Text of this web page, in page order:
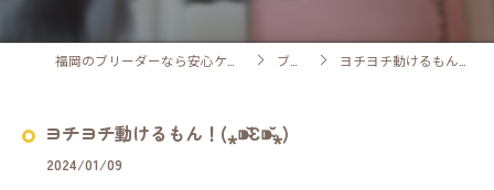
ブログ ヨチヨチ動けるもん！(⁎⁍̴̆Ɛ⁍̴̆⁎)
ヨチヨチ動けるもん！(⁎⁍̴̆Ɛ⁍̴̆⁎)
2024/01/09